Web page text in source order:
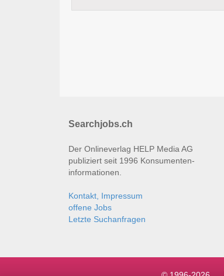
Searchjobs.ch
Der Onlineverlag HELP Media AG
publiziert seit 1996 Konsumenten­
informationen.
Kontakt, Impressum
offene Jobs
Letzte Suchanfragen